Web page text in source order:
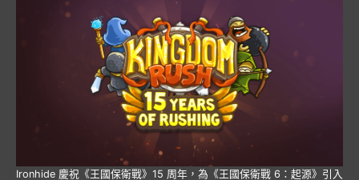
Ironhide 慶祝《王國保衛戰》15 周年，為《王國保衛戰 6：起源》引入